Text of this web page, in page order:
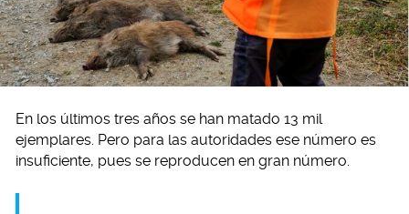
En los últimos tres años se han matado 13 mil
ejemplares. Pero para las autoridades ese número es
insuficiente, pues se reproducen en gran número.